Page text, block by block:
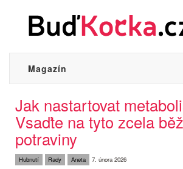
Magazín
Jak nastartovat
Vsaďte na tyto zcela
potraviny
Hubnutí Rady Aneta 7. února 2026